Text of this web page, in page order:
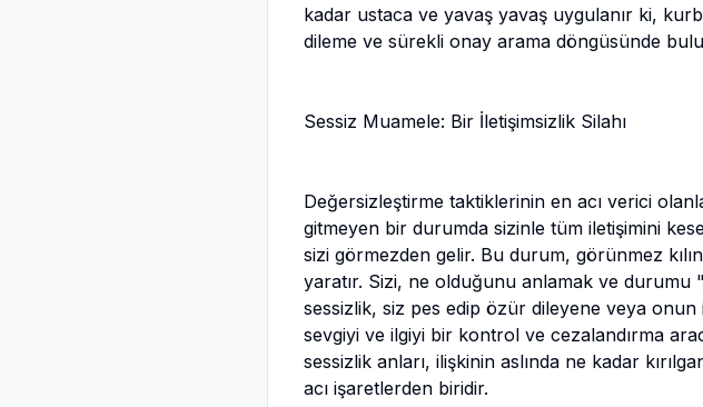
kadar ustaca ve yavaş yavaş uygulanır ki,
dileme ve sürekli onay arama döngüsünde
Sessiz Muamele: Bir İletişimsizlik Silahı
Değersizleştirme taktiklerinin en acı verici
gitmeyen bir durumda sizinle tüm iletişimini
sizi görmezden gelir. Bu durum, görünmez
yaratır. Sizi, ne olduğunu anlamak ve
sessizlik, siz pes edip özür dileyene veya
sevgiyi ve ilgiyi bir kontrol ve cezalandırma
sessizlik anları, ilişkinin aslında ne kadar
acı işaretlerden biridir.